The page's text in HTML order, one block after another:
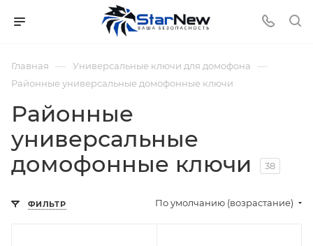
Главная — Универсальные ключи для домофона —
Районные универсальные домофонные ключи
Районные
универсальные
домофонные ключи
38
ФИЛЬТР По умолчанию (возрастание)